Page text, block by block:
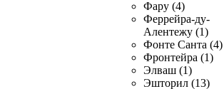
Фару (4)
Феррейра-ду-
Алентежу (1)
Фонте Санта (4)
Фронтейра (1)
Элваш (1)
Эшторил (13)